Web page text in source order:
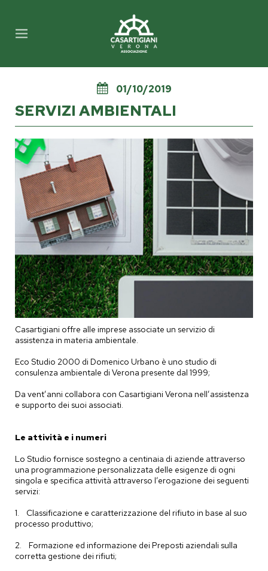
01/10/2019
SERVIZI AMBIENTALI
Casartigiani offre alle imprese associate un servizio di
assistenza in materia ambientale.
Eco Studio 2000 di Domenico Urbano è uno studio di
consulenza ambientale di Verona presente dal 1999;
Da vent’anni collabora con Casartigiani Verona nell’assistenza
e supporto dei suoi associati.
Le attività e i numeri
Lo Studio fornisce sostegno a centinaia di aziende attraverso
una programmazione personalizzata delle esigenze di ogni
singola e specifica attività attraverso l’erogazione dei seguenti
servizi:
1. Classificazione e caratterizzazione del rifiuto in base al suo
processo produttivo;
2. Formazione ed informazione dei Preposti aziendali sulla
corretta gestione dei rifiuti;